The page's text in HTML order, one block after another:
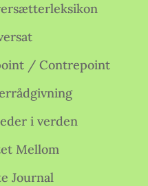
/ Contrepoint
i verden
Mellom
Journal